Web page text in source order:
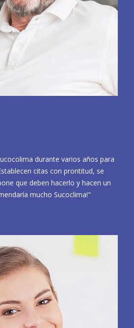
durante varios años para
citas con prontitud, se
que deben hacerlo y hacen un
mucho Sucoclima!"